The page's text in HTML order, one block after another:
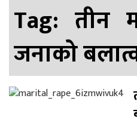
Tag: तीन
जनाको